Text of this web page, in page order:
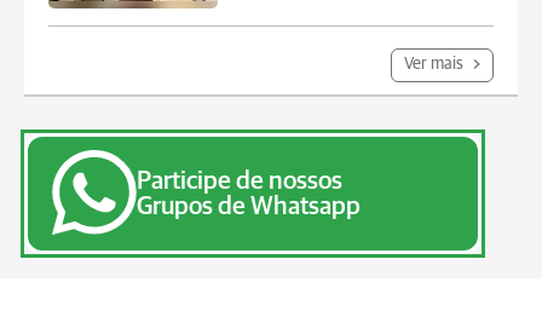
Ver mais
Participe de nossos
Grupos de Whatsapp